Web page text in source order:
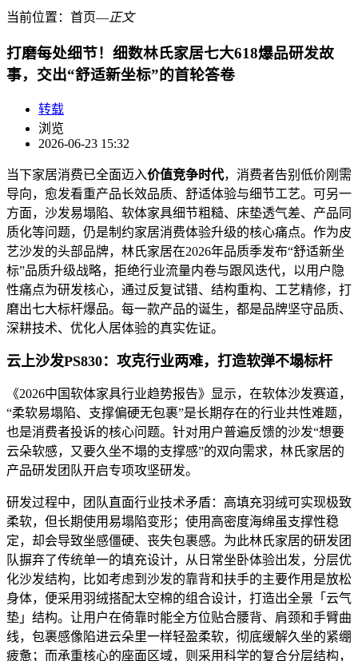
当前位置： 首页―正文
打磨每处细节！细数林氏家居七大618爆品研发故
事，交出“舒适新坐标”的首轮答卷
转载
浏览
2026-06-23 15:32
当下家居消费已全面迈入价值竞争时代，消费者告别低价刚需
导向，愈发看重产品长效品质、舒适体验与细节工艺。可另一
方面，沙发易塌陷、软体家具细节粗糙、床垫透气差、产品同
质化等问题，仍是制约家居消费体验升级的核心痛点。作为皮
艺沙发的头部品牌，林氏家居在2026年品质季发布“舒适新坐
标”品质升级战略，拒绝行业流量内卷与跟风迭代，以用户隐
性痛点为研发核心，通过反复试错、结构重构、工艺精修，打
磨出七大标杆爆品。每一款产品的诞生，都是品牌坚守品质、
深耕技术、优化人居体验的真实佐证。
云上沙发PS830：攻克行业两难，打造软弹不塌标杆
《2026中国软体家具行业趋势报告》显示，在软体沙发赛道，
“柔软易塌陷、支撑偏硬无包裹”是长期存在的行业共性难题，
也是消费者投诉的核心问题。针对用户普遍反馈的沙发“想要
云朵软感，又要久坐不塌的支撑感”的双向需求，林氏家居的
产品研发团队开启专项攻坚研发。
研发过程中，团队直面行业技术矛盾：高填充羽绒可实现极致
柔软，但长期使用易塌陷变形；使用高密度海绵虽支撑性稳
定，却会导致坐感僵硬、丧失包裹感。为此林氏家居的研发团
队摒弃了传统单一的填充设计，从日常坐卧体验出发，分层优
化沙发结构，比如考虑到沙发的靠背和扶手的主要作用是放松
身体，便采用羽绒搭配太空棉的组合设计，打造出全景「云气
垫」结构。让用户在倚靠时能全方位贴合腰背、肩颈和手臂曲
线，包裹感像陷进云朵里一样轻盈柔软，彻底缓解久坐的紧绷
疲惫；而承重核心的座面区域，则采用科学的复合分层结构，